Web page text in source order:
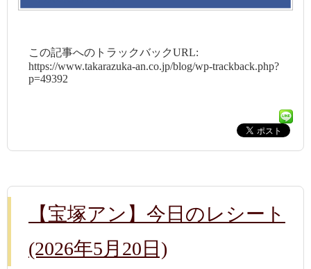
この記事へのトラックバックURL:
https://www.takarazuka-an.co.jp/blog/wp-trackback.php?
p=49392
【宝塚アン】今日のレシート
(2026年5月20日)